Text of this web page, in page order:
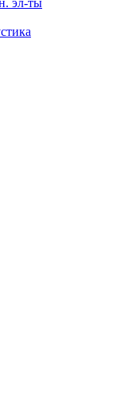
эл-ты